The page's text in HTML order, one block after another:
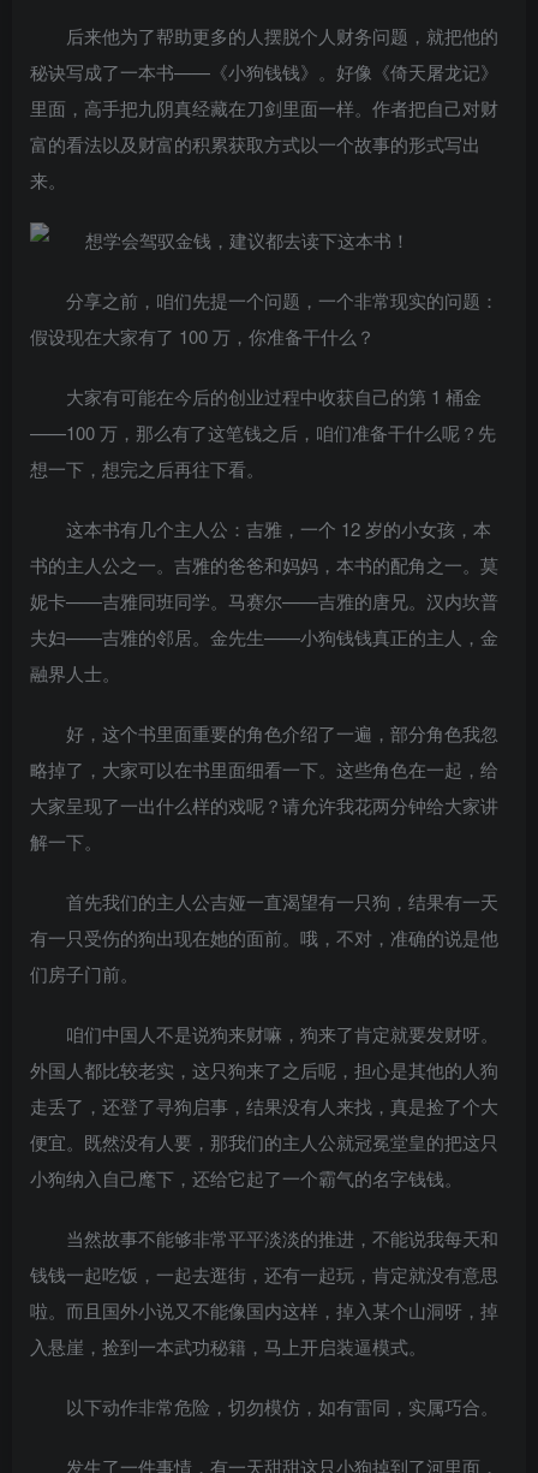
后来他为了帮助更多的人摆脱个人财务问题，就把他的
秘诀写成了一本书——《小狗钱钱》。好像《倚天屠龙记》
里面，高手把九阴真经藏在刀剑里面一样。作者把自己对财
富的看法以及财富的积累获取方式以一个故事的形式写出
来。
分享之前，咱们先提一个问题，一个非常现实的问题：
假设现在大家有了 100 万，你准备干什么？
大家有可能在今后的创业过程中收获自己的第 1 桶金
——100 万，那么有了这笔钱之后，咱们准备干什么呢？先
想一下，想完之后再往下看。
这本书有几个主人公：吉雅，一个 12 岁的小女孩，本
书的主人公之一。吉雅的爸爸和妈妈，本书的配角之一。莫
妮卡——吉雅同班同学。马赛尔——吉雅的唐兄。汉内坎普
夫妇——吉雅的邻居。金先生——小狗钱钱真正的主人，金
融界人士。
好，这个书里面重要的角色介绍了一遍，部分角色我忽
略掉了，大家可以在书里面细看一下。这些角色在一起，给
大家呈现了一出什么样的戏呢？请允许我花两分钟给大家讲
解一下。
首先我们的主人公吉娅一直渴望有一只狗，结果有一天
有一只受伤的狗出现在她的面前。哦，不对，准确的说是他
们房子门前。
咱们中国人不是说狗来财嘛，狗来了肯定就要发财呀。
外国人都比较老实，这只狗来了之后呢，担心是其他的人狗
走丢了，还登了寻狗启事，结果没有人来找，真是捡了个大
便宜。既然没有人要，那我们的主人公就冠冕堂皇的把这只
小狗纳入自己麾下，还给它起了一个霸气的名字钱钱。
当然故事不能够非常平平淡淡的推进，不能说我每天和
钱钱一起吃饭，一起去逛街，还有一起玩，肯定就没有意思
啦。而且国外小说又不能像国内这样，掉入某个山洞呀，掉
入悬崖，捡到一本武功秘籍，马上开启装逼模式。
以下动作非常危险，切勿模仿，如有雷同，实属巧合。
发生了一件事情，有一天甜甜这只小狗掉到了河里面，